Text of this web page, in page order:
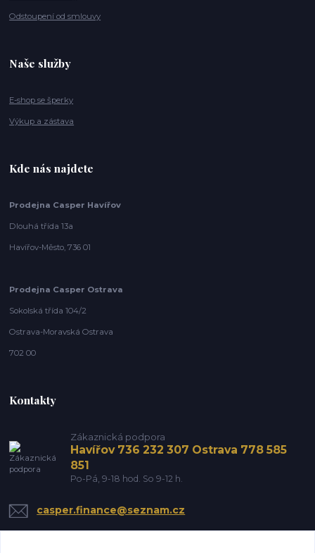
Odstoupení od smlouvy
Naše služby
E-shop se šperky
Výkup a zástava
Kde nás najdete
Prodejna Casper Havířov
Dlouhá třída 13a
Havířov-Město, 736 01
Prodejna Casper Ostrava
Sokolská třída 104/2
Ostrava-Moravská Ostrava
702 00
Kontakty
Zákaznická podpora
Havířov 736 232 307 Ostrava 778 585
851
Po-Pá, 9-18 hod. So 9-12 h.
casper.finance@seznam.cz